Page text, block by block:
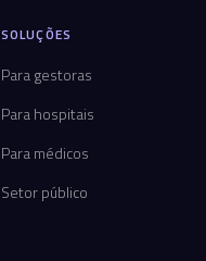
SOLUÇÕES
Para gestoras
Para hospitais
Para médicos
Setor público